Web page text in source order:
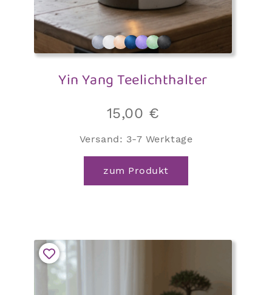
Yin Yang Teelichthalter
15,00 €
Versand: 3-7 Werktage
zum Produkt